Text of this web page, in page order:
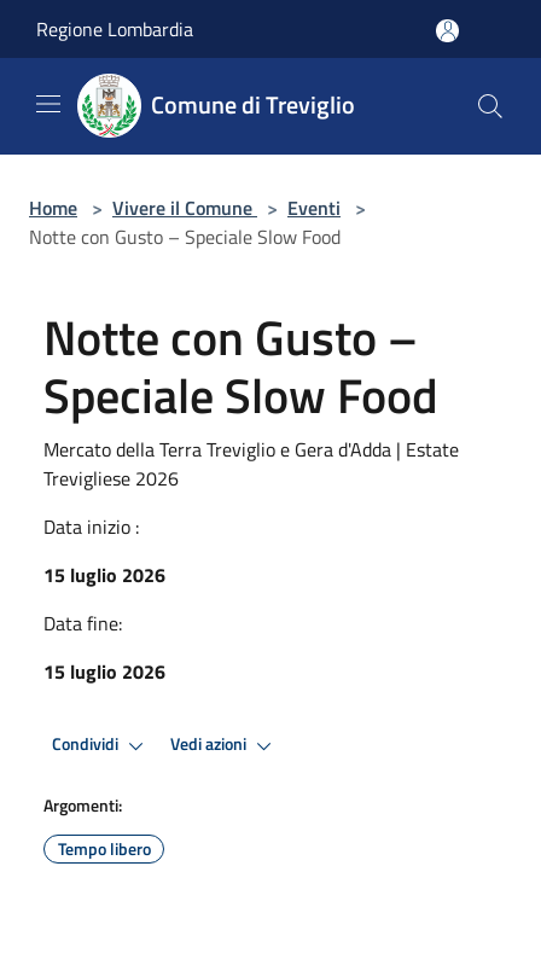
Regione Lombardia
Comune di Treviglio
Home > Vivere il Comune > Eventi >
Notte con Gusto – Speciale Slow Food
Notte con Gusto –
Speciale Slow Food
Mercato della Terra Treviglio e Gera d'Adda | Estate
Trevigliese 2026
Data inizio :
15 luglio 2026
Data fine:
15 luglio 2026
Condividi Vedi azioni
Argomenti:
Tempo libero